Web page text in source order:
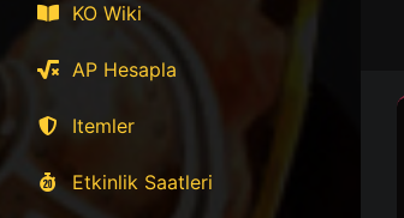
KO Wiki
AP Hesapla
Itemler
Etkinlik Saatleri